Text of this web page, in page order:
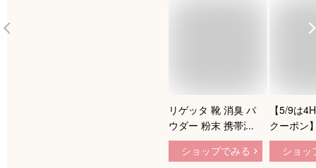
リゲッタ 靴 消臭 パ
ウダー 粉末 携帯消
臭パウダー ニオイ行
方不明 6包入 日本製
ショップでみる
【5/9は
クーポン
靴 消臭
末 3個セ
ショッ